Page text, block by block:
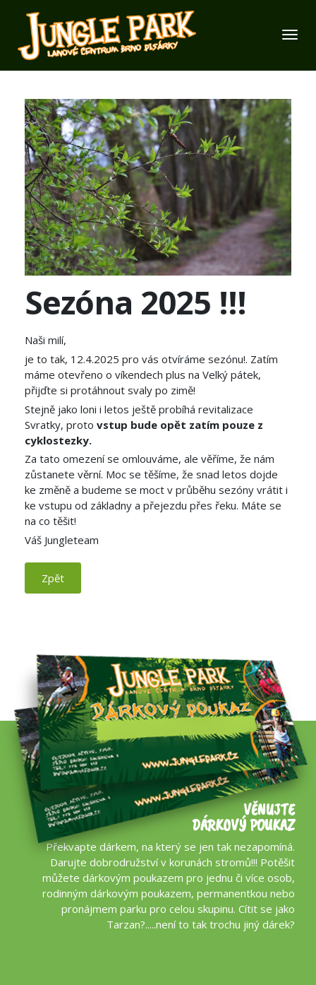
Sezóna 2025 !!!
Naši milí,
je to tak, 12.4.2025 pro vás otvíráme sezónu!. Zatím
máme otevřeno o víkendech plus na Velký pátek,
přijďte si protáhnout svaly po zimě!
Stejně jako loni i letos ještě probíhá revitalizace
Svratky, proto vstup bude opět zatím pouze z
cyklostezky.
Za tato omezení se omlouváme, ale věříme, že nám
zůstanete věrní. Moc se těšíme, že snad letos dojde
ke změně a budeme se moct v průběhu sezóny vrátit i
ke vstupu od základny a přejezdu přes řeku. Máte se
na co těšit!
Váš Jungleteam
Zpět
VĚNUJTE
DÁRKOVÝ POUKAZ
Překvapte dárkem, na který se jen tak nezapomíná.
Darujte dobrodružství v korunách stromů!!! Potěšit
můžete dárkovým poukazem pro jednu či více osob,
rodinným dárkovým poukazem, permanentkou nebo
pronájmem parku pro celou skupinu. Cítit se jako
Tarzan?.....není to tak trochu jiný dárek?